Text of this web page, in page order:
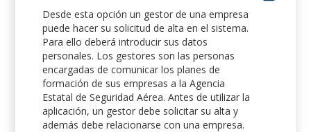
Desde esta opción un gestor de una empresa
puede hacer su solicitud de alta en el sistema.
Para ello deberá introducir sus datos
personales. Los gestores son las personas
encargadas de comunicar los planes de
formación de sus empresas a la Agencia
Estatal de Seguridad Aérea. Antes de utilizar la
aplicación, un gestor debe solicitar su alta y
además debe relacionarse con una empresa.